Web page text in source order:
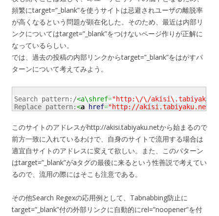
頻繁にtarget=”_blank”を使うサイトは忌避されユーザの離脱率
が高くなるという問題が顕在化した。そのため、最近は内部リ
ンクについてはtarget=”_blank”をつけないページ作りが正解に
なっているらしい。
では、過去の投稿の内部リンクからtarget=”_blank”をはがすパ
ターンについて考えてみよう。
Search pattern:/<a\shref="http:\/\/
Replace pattern:<a href="http://
このサイトのアドレスがhttp://akisi.tabiyaku.netから始まるので
前方一致に入れているわけで、自身のサイトで流用する場合は
適宜自サイトのアドレスに変えて欲しい。また、このパターン
はtarget=”_blank”がaタグの最後に来るという性善説で考えてい
るので、流用の際にはそこも注意である。
その他Search Regexの応用例として、Tabnabbing防止に
target=”_blank”付の外部リンクに自動的にrel=”noopener”を付